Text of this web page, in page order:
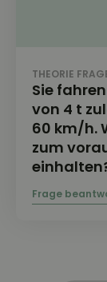
THEORIE
Sie
von 4 t
60 km/h.
zum